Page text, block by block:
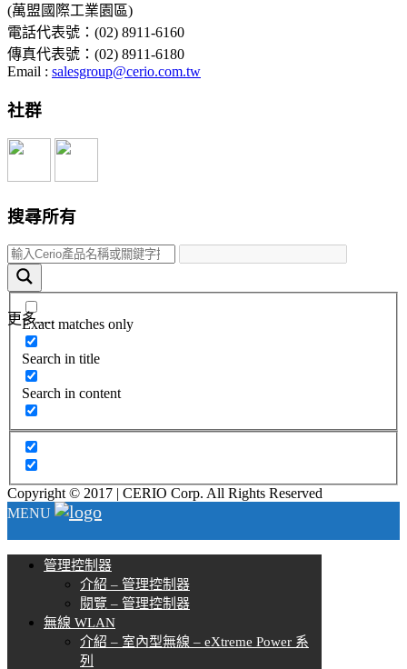
(萬盟國際工業園區)
電話代表號：(02) 8911-6160
傳真代表號：(02) 8911-6180
Email : salesgroup@cerio.com.tw
社群
搜尋所有
更多.....
Exact matches only
Search in title
Search in content
Copyright © 2017 | CERIO Corp. All Rights Reserved
MENU
管理控制器
介紹 – 管理控制器
閱覽 – 管理控制器
無線 WLAN
介紹 – 室內型無線 – eXtreme Power 系
列